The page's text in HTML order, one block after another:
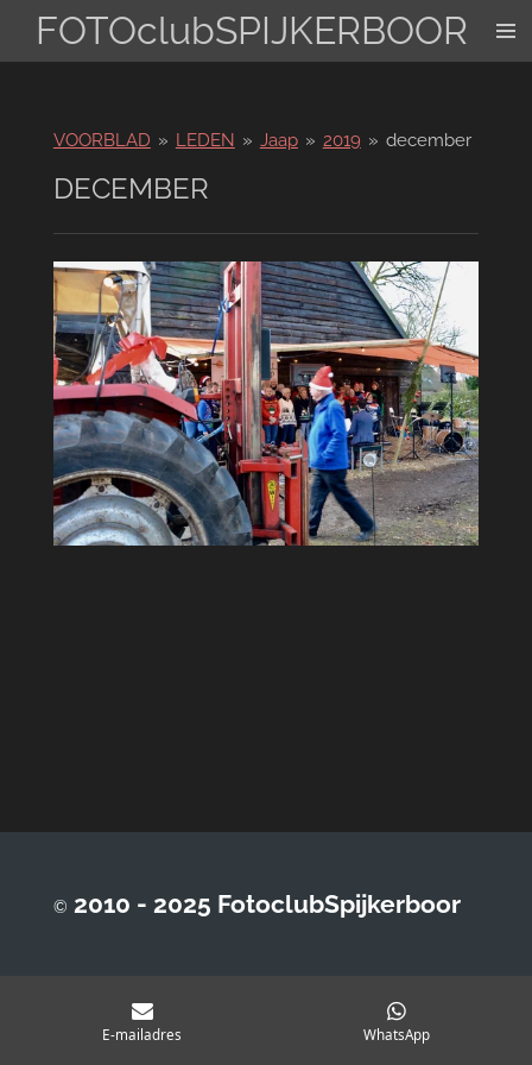
directFOTOclubSPIJKERBOOR
VOORBLAD » LEDEN » Jaap » 2019 » december
DECEMBER
© 2010 - 2025 FotoclubSpijkerboor
E-mailadres WhatsApp